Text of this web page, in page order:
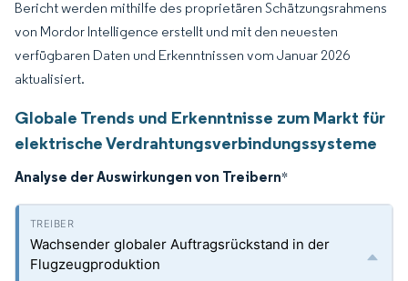
Bericht werden mithilfe des proprietären Schätzungsrahmens
von Mordor Intelligence erstellt und mit den neuesten
verfügbaren Daten und Erkenntnissen vom Januar 2026
aktualisiert.
Globale Trends und Erkenntnisse zum Markt für
elektrische Verdrahtungsverbindungssysteme
Analyse der Auswirkungen von Treibern*
Wachsender globaler Auftragsrückstand in der
Flugzeugproduktion